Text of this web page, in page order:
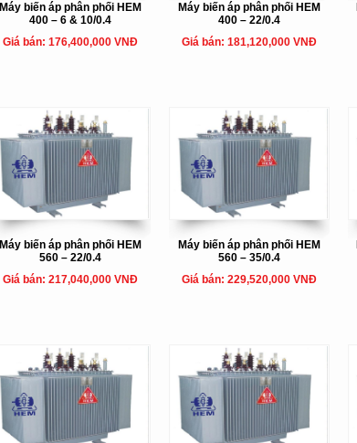
Máy biến áp phân phối HEM
400 – 6 & 10/0.4
Giá bán: 176,400,000 VNĐ
Máy biến áp phân phối HEM
400 – 22/0.4
Giá bán: 181,120,000 VNĐ
Máy biến áp phân phối HEM
560 – 22/0.4
Giá bán: 217,040,000 VNĐ
Máy biến áp phân phối HEM
560 – 35/0.4
Giá bán: 229,520,000 VNĐ